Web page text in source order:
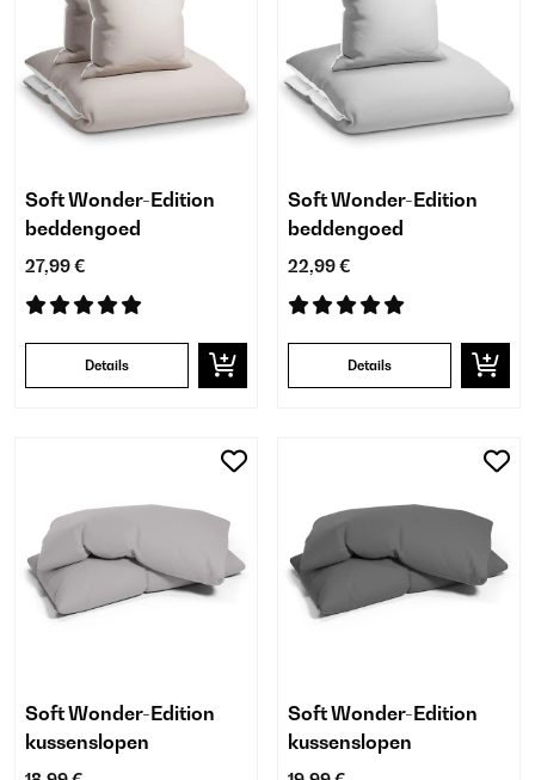
Soft Wonder-Edition
beddengoed
27,99 €
Details
Soft Wonder-Edition
beddengoed
22,99 €
Details
Soft Wonder-Edition
kussenslopen
Soft Wonder-Edition
kussenslopen